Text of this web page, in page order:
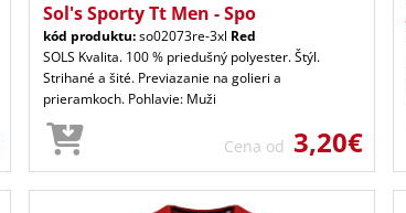
Sol's Sporty Tt Men - Spo
kód produktu:so02073re-3xl Red
SOLS Kvalita. 100 % priedušný polyester. Štýl.
Strihané a šité. Previazanie na golieri a
prieramkoch. Pohlavie: Muži
Cena od 3,20€